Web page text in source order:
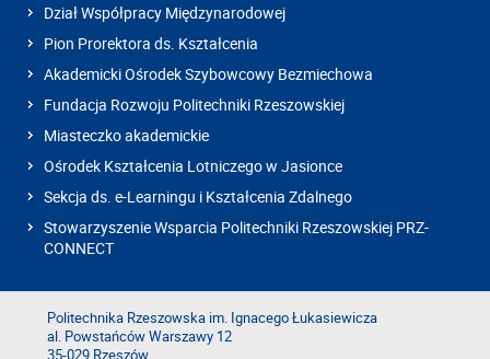
Dział Współpracy Międzynarodowej
Pion Prorektora ds. Kształcenia
Akademicki Ośrodek Szybowcowy Bezmiechowa
Fundacja Rozwoju Politechniki Rzeszowskiej
Miasteczko akademickie
Ośrodek Kształcenia Lotniczego w Jasionce
Sekcja ds. e-Learningu i Kształcenia Zdalnego
Stowarzyszenie Wsparcia Politechniki Rzeszowskiej PRZ-
CONNECT
Politechnika Rzeszowska im. Ignacego Łukasiewicza
al. Powstańców Warszawy 12
35-029 Rzeszów